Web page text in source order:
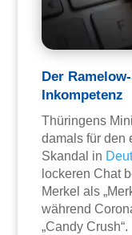
Der
Inkompetenz
Thüringens
damals für den
Skandal in
lockeren Chat
Merkel als
während
„Candy Crush“.